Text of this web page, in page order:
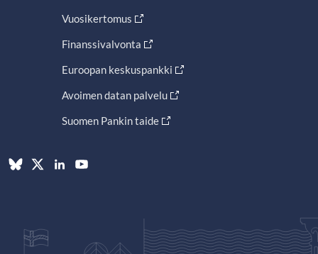
Vuosikertomus
Finanssivalvonta
Euroopan keskuspankki
Avoimen datan palvelu
Suomen Pankin taide